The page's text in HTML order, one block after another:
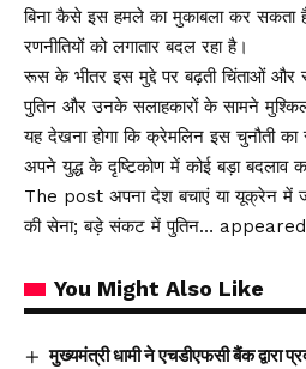
बिना कैसे इस हमले का मुकाबला कर
रणनीतियों को लगातार बदल रहा है।
रूस के भीतर इस मुद्दे पर बढ़ती चिंताओं और
पुतिन और उनके सलाहकारों के सामने
यह देखना होगा कि क्रेमलिन इस चुनौती
अपने युद्ध के दृष्टिकोण में कोई बड़ा बदलाव
The post अपना देश बचाएं या यूक्रेन में
की सेना; बड़े संकट में पुतिन…
You Might Also Like
मुख्यमंत्री धामी ने एचडीएफसी बैंक द्वारा